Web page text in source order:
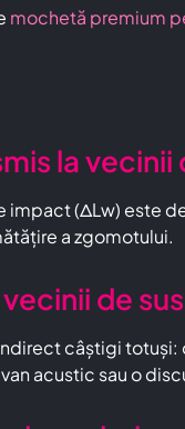
mochetă premium
la vecinii
(ΔLw) este
a zgomotului.
de
câștigi
acustic sau o